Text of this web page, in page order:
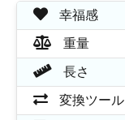
幸福感
重量
長さ
変換ツール